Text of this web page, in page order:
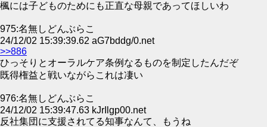
楓には子どものためにも正直な母親であってほしいわ
975:名無しどんぶらこ
24/12/02 15:39:39.62 aG7bddg/0.net
>>886
ひっそりとオーラルケア条例なるものを制定したんだぞ
既得権益と戦いながらこれは凄い
976:名無しどんぶらこ
24/12/02 15:39:47.63 kJrIlgp00.net
反社集団に支援されてる知事なんて、もうね